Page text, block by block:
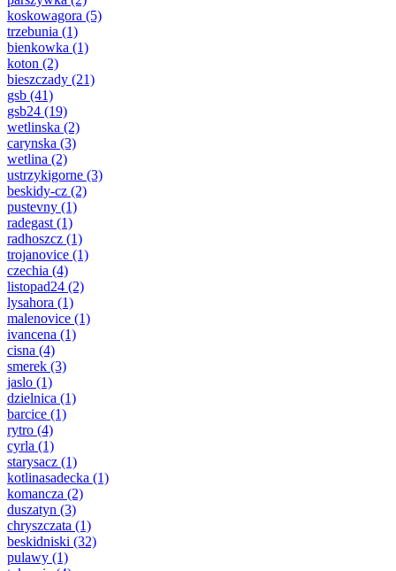
koskowagora (5)
trzebunia (1)
bienkowka (1)
koton (2)
bieszczady (21)
gsb (41)
gsb24 (19)
wetlinska (2)
carynska (3)
wetlina (2)
ustrzykigorne (3)
beskidy-cz (2)
pustevny (1)
radegast (1)
radhoszcz (1)
trojanovice (1)
czechia (4)
listopad24 (2)
lysahora (1)
malenovice (1)
ivancena (1)
cisna (4)
smerek (3)
jaslo (1)
dzielnica (1)
barcice (1)
rytro (4)
cyrla (1)
starysacz (1)
kotlinasadecka (1)
komancza (2)
duszatyn (3)
chryszczata (1)
beskidniski (32)
pulawy (1)